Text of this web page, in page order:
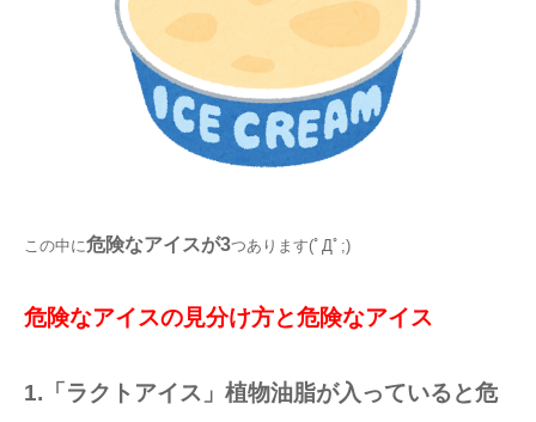
この中に危険なアイスが3つあります(ﾟДﾟ;)
危険なアイスの見分け方と危険なアイス
1.「ラクトアイス」植物油脂が入っていると危